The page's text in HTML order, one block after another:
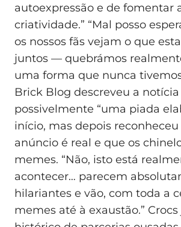
autoexpressão e de fomentar
criatividade.” “Mal posso
os nossos fãs vejam o que
juntos — quebrámos
uma forma que nunca tivemos
Brick Blog descreveu a
possivelmente “uma piada
início, mas depois
anúncio é real e que os
memes. “Não, isto está
acontecer… parecem
hilariantes e vão, com toda a
memes até à exaustão.”